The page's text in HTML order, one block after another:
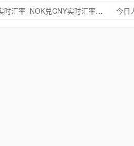
今日人民币兑挪威克朗实时汇率_NOK兑CNY实时汇率查询 2025年09月21日